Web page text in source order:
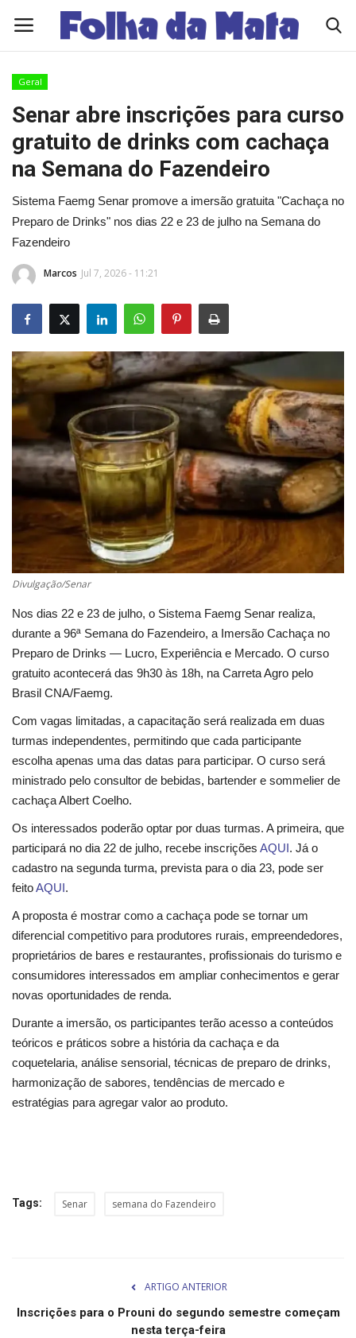
Quem Somos
Como Anunciar
Eleições 2026
Edições Diárias - NOTÍCIAS DO DIA
Polícia/Acidente
Viçosa
Cultura
UFV
Oportunidade
Sua Cidade
Saúde
Política
Trânsito
Segurança Pública
Economia
Educação
Esporte
Solidariedade
Meio Ambiente
Justiça
Obituário
Brasil
Minas Gerais
Geral
Senar abre inscrições para curso
gratuito de drinks com cachaça
na Semana do Fazendeiro
Sistema Faemg Senar promove a imersão gratuita "Cachaça no
Preparo de Drinks" nos dias 22 e 23 de julho na Semana do
Fazendeiro
Marcos Jul 7, 2026 - 11:21
Divulgação/Senar
Nos dias 22 e 23 de julho, o Sistema Faemg Senar realiza,
durante a 96ª Semana do Fazendeiro, a Imersão Cachaça no
Preparo de Drinks — Lucro, Experiência e Mercado. O curso
gratuito acontecerá das 9h30 às 18h, na Carreta Agro pelo
Brasil CNA/Faemg.
Com vagas limitadas, a capacitação será realizada em duas
turmas independentes, permitindo que cada participante
escolha apenas uma das datas para participar. O curso será
ministrado pelo consultor de bebidas, bartender e sommelier de
cachaça Albert Coelho.
Os interessados poderão optar por duas turmas. A primeira, que
participará no dia 22 de julho, recebe inscrições AQUI. Já o
cadastro na segunda turma, prevista para o dia 23, pode ser
feitoAQUI.
A proposta é mostrar como a cachaça pode se tornar um
diferencial competitivo para produtores rurais, empreendedores,
proprietários de bares e restaurantes, profissionais do turismo e
consumidores interessados em ampliar conhecimentos e gerar
novas oportunidades de renda.
Durante a imersão, os participantes terão acesso a conteúdos
teóricos e práticos sobre a história da cachaça e da
coquetelaria, análise sensorial, técnicas de preparo de drinks,
harmonização de sabores, tendências de mercado e
estratégias para agregar valor ao produto.
Tags: Senar semana do Fazendeiro
ARTIGO ANTERIOR
Inscrições para o Prouni do segundo semestre começam
nesta terça-feira